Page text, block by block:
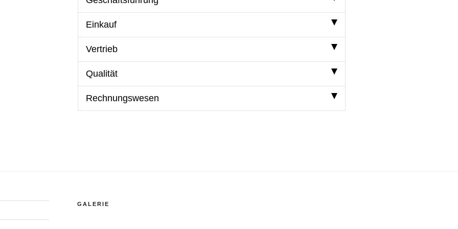
Einkauf
Vertrieb
Qualität
Rechnungswesen
GALERIE